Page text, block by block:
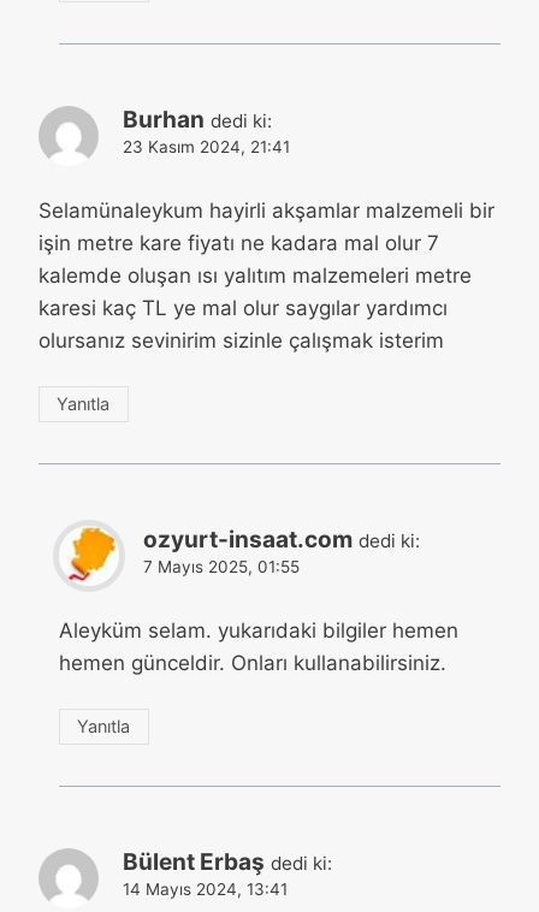
Burhan dedi ki:
23 Kasım 2024, 21:41
Selamünaleykum hayirli akşamlar malzemeli bir
işin metre kare fiyatı ne kadara mal olur 7
kalemde oluşan ısı yalıtım malzemeleri metre
karesi kaç TL ye mal olur saygılar yardımcı
olursanız sevinirim sizinle çalışmak isterim
Yanıtla
ozyurt-insaat.com dedi ki:
7 Mayıs 2025, 01:55
Aleyküm selam. yukarıdaki bilgiler hemen
hemen günceldir. Onları kullanabilirsiniz.
Yanıtla
Bülent Erbaş dedi ki:
14 Mayıs 2024, 13:41